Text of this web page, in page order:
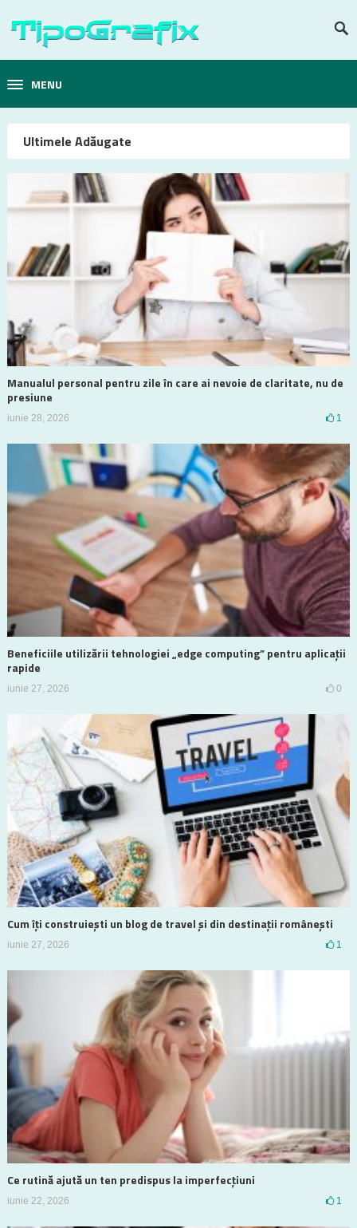
MENU
Ultimele Adăugate
Manualul personal pentru zile în care ai nevoie de claritate, nu de
presiune
iunie 28, 2026 1
Beneficiile utilizării tehnologiei „edge computing” pentru aplicații
rapide
iunie 27, 2026 0
Cum îți construiești un blog de travel și din destinații românești
iunie 27, 2026 1
Ce rutină ajută un ten predispus la imperfecțiuni
iunie 22, 2026 1